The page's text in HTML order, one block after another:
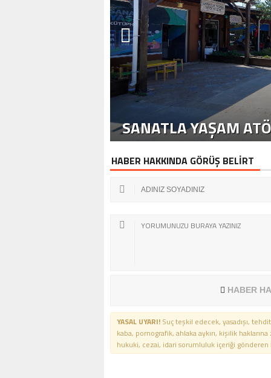
SANATLA YAŞAM
HABER HAKKINDA GÖRÜŞ BELİRT
HABER
YASAL UYARI! Suç teşkil edecek, yasadışı,
kaba, pornografik, ahlaka aykırı, kişilik
hukuki, cezai, idari sorumluluk içeriği gönderen